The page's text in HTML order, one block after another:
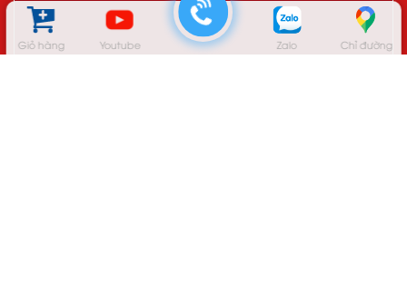
Giỏ hàng Youtube Zalo Chỉ đường